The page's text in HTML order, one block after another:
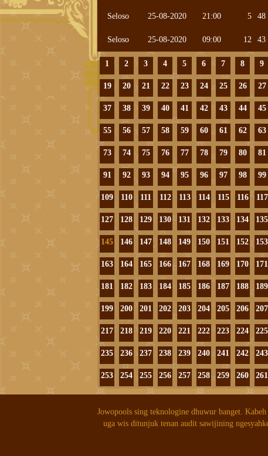
Seloso 25-08-2020 21:00 5 48
Seloso 25-08-2020 09:00 12 43
1 2 3 4 5 6 7 8 9
19 20 21 22 23 24 25 26 27
37 38 39 40 41 42 43 44 45
55 56 57 58 59 60 61 62 63
73 74 75 76 77 78 79 80 81
91 92 93 94 95 96 97 98 99
109 110 111 112 113 114 115 116 117
127 128 129 130 131 132 133 134 135
145 146 147 148 149 150 151 152 153
163 164 165 166 167 168 169 170 171
181 182 183 184 185 186 187 188 189
199 200 201 202 203 204 205 206 207
217 218 219 220 221 222 223 224 225
235 236 237 238 239 240 241 242 243
253 254 255 256 257 258 259 260 261
Jowopools sing teknologine dhuwur banget.
uga wis ditunjuk tenan audit sawijining